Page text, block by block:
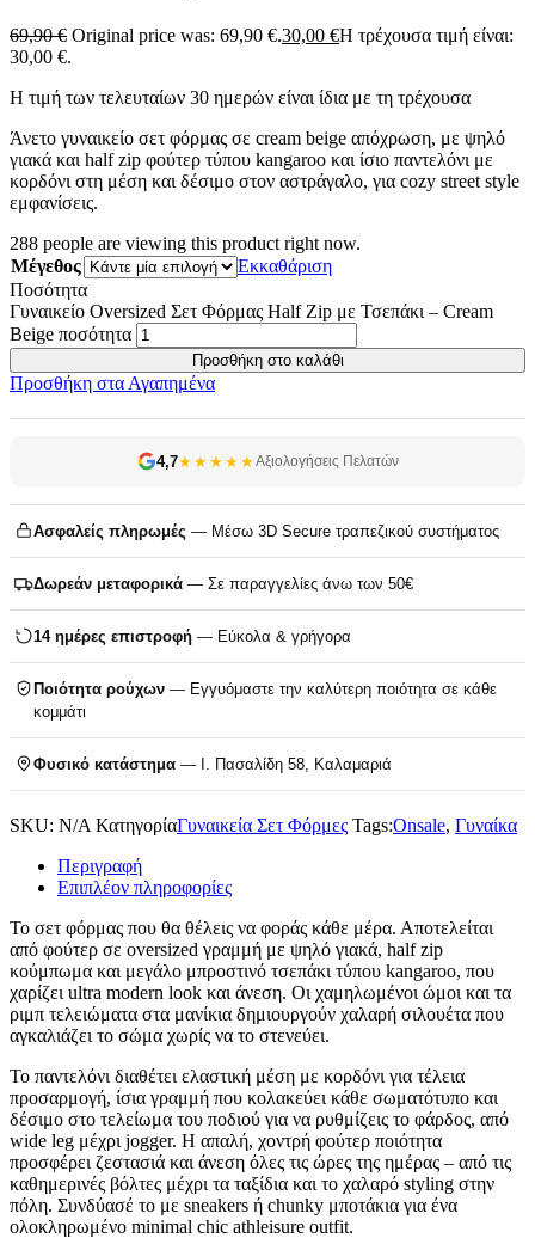
69,90€ Original price was: 69,90 €.30,00 €Η τρέχουσα τιμή είναι:
30,00 €.
Η τιμή των τελευταίων 30 ημερών είναι ίδια με τη τρέχουσα
Άνετο γυναικείο σετ φόρμας σε cream beige απόχρωση, με ψηλό
γιακά και half zip φούτερ τύπου kangaroo και ίσιο παντελόνι με
κορδόνι στη μέση και δέσιμο στον αστράγαλο, για cozy street style
εμφανίσεις.
288 people are viewing this product right now.
Μέγεθος
Εκκαθάριση
Ποσότητα
Γυναικείο Oversized Σετ Φόρμας Half Zip με Τσεπάκι – Cream
Beige ποσότητα
Προσθήκη στο καλάθι
Προσθήκη στα Αγαπημένα
4,7★★★★★Αξιολογήσεις Πελατών
Ασφαλείς πληρωμές — Μέσω 3D Secure τραπεζικού συστήματος
Δωρεάν μεταφορικά — Σε παραγγελίες άνω των 50€
14 ημέρες επιστροφή — Εύκολα & γρήγορα
Ποιότητα ρούχων — Εγγυόμαστε την καλύτερη ποιότητα σε κάθε
κομμάτι
Φυσικό κατάστημα — Ι. Πασαλίδη 58, Καλαμαριά
SKU: N/A ΚατηγορίαΓυναικεία Σετ Φόρμες Tags:Onsale, Γυναίκα
Περιγραφή
Επιπλέον πληροφορίες
Το σετ φόρμας που θα θέλεις να φοράς κάθε μέρα. Αποτελείται
από φούτερ σε oversized γραμμή με ψηλό γιακά, half zip
κούμπωμα και μεγάλο μπροστινό τσεπάκι τύπου kangaroo, που
χαρίζει ultra modern look και άνεση. Οι χαμηλωμένοι ώμοι και τα
ριμπ τελειώματα στα μανίκια δημιουργούν χαλαρή σιλουέτα που
αγκαλιάζει το σώμα χωρίς να το στενεύει.
Το παντελόνι διαθέτει ελαστική μέση με κορδόνι για τέλεια
προσαρμογή, ίσια γραμμή που κολακεύει κάθε σωματότυπο και
δέσιμο στο τελείωμα του ποδιού για να ρυθμίζεις το φάρδος, από
wide leg μέχρι jogger. Η απαλή, χοντρή φούτερ ποιότητα
προσφέρει ζεστασιά και άνεση όλες τις ώρες της ημέρας – από τις
καθημερινές βόλτες μέχρι τα ταξίδια και το χαλαρό styling στην
πόλη. Συνδύασέ το με sneakers ή chunky μποτάκια για ένα
ολοκληρωμένο minimal chic athleisure outfit.